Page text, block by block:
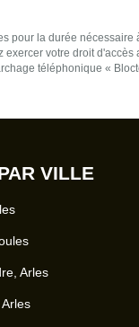
pour la durée nécessaire
votre droit d'accès
téléphonique «
VILLE
Arles